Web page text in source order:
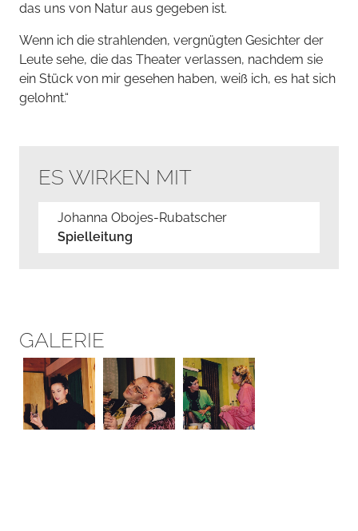
das uns von Natur aus gegeben ist.
Wenn ich die strahlenden, vergnügten Gesichter der
Leute sehe, die das Theater verlassen, nachdem sie
ein Stück von mir gesehen haben, weiß ich, es hat sich
gelohnt.“
ES WIRKEN MIT
Johanna Obojes-Rubatscher
Spielleitung
GALERIE